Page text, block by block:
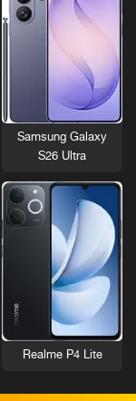
Samsung Galaxy
S26 Ultra
Realme P4 Lite